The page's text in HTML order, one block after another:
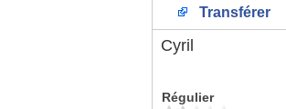
Transférer
Cyril
Régulier